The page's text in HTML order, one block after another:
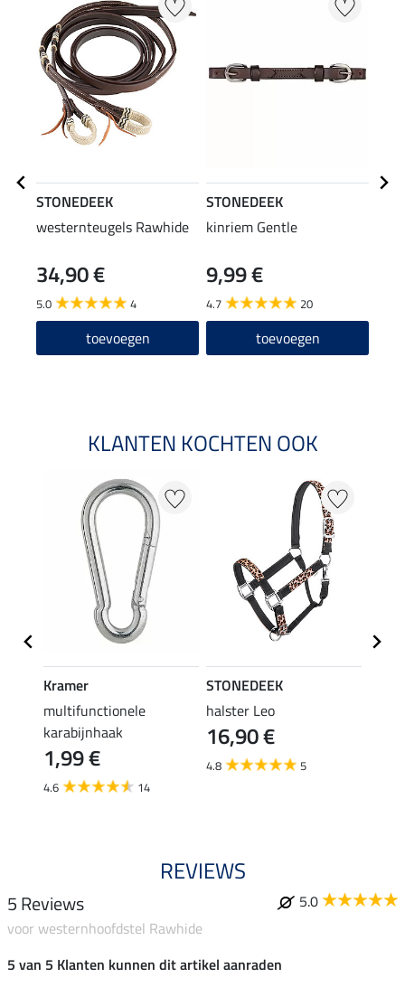
STONEDEEK
westernteugels Rawhide
34,90 €
5.0 4
toevoegen
STONEDEEK
kinriem Gentle
9,99 €
4.7 20
toevoegen
KLANTEN KOCHTEN OOK
Kramer
multifunctionele
karabijnhaak
1,99 €
4.6 14
STONEDEEK
halster Leo
16,90 €
4.8 5
REVIEWS
5 Reviews
5.0
voor westernhoofdstel Rawhide
5 van 5 Klanten kunnen dit artikel aanraden